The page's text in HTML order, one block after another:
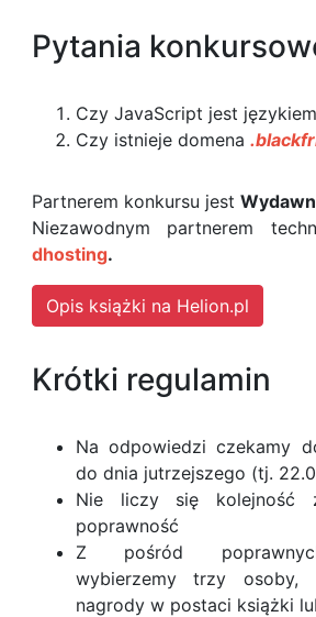
Pytania
Czy JavaScript jest
Czy istnieje domena
Partnerem konkursu jest
Niezawodnym partnerem
dhosting.
Opis książki na Helion.pl
Krótki regulamin
Na odpowiedzi czekamy
do dnia jutrzejszego (tj.
Nie liczy się kolejność
poprawność
Z pośród
wybierzemy trzy osoby,
nagrody w postaci książki